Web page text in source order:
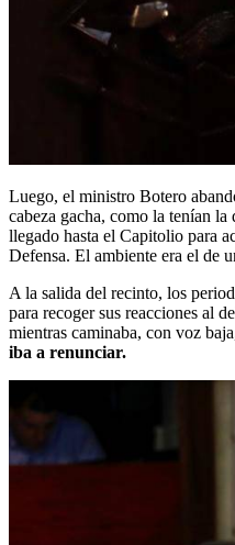
Luego, el ministro Botero
cabeza gacha, como la tenían la
llegado hasta el Capitolio para
Defensa. El ambiente era el de
A la salida del recinto, los
para recoger sus reacciones al
mientras caminaba, con voz
iba a renunciar.